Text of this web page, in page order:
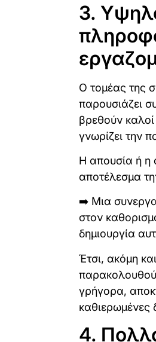
3.
Ο τομέας της
παρουσιάζει
βρεθούν καλοί
γνωρίζει την
Η απουσία ή η
αποτέλεσμα
➡️ Μια
στον
δημιουργία
Έτσι, ακόμη
γρήγορα,
καθιερωμένες
4.